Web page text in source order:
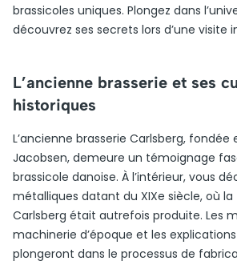
brassicoles uniques. Plongez dans
découvrez ses secrets lors d’une visite
L’ancienne brasserie et ses
historiques
L’ancienne brasserie Carlsberg, fondée
Jacobsen, demeure un témoignage
brassicole danoise. À l’intérieur, vous
métalliques datant du XIXe siècle, où
Carlsberg était autrefois produite. Les
machinerie d’époque et les
plongeront dans le processus de